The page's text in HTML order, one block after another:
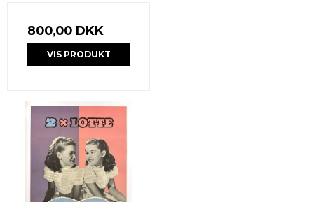
800,00 DKK
VIS PRODUKT